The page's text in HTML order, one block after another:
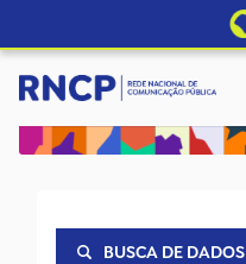
BUSCA DE DADOS